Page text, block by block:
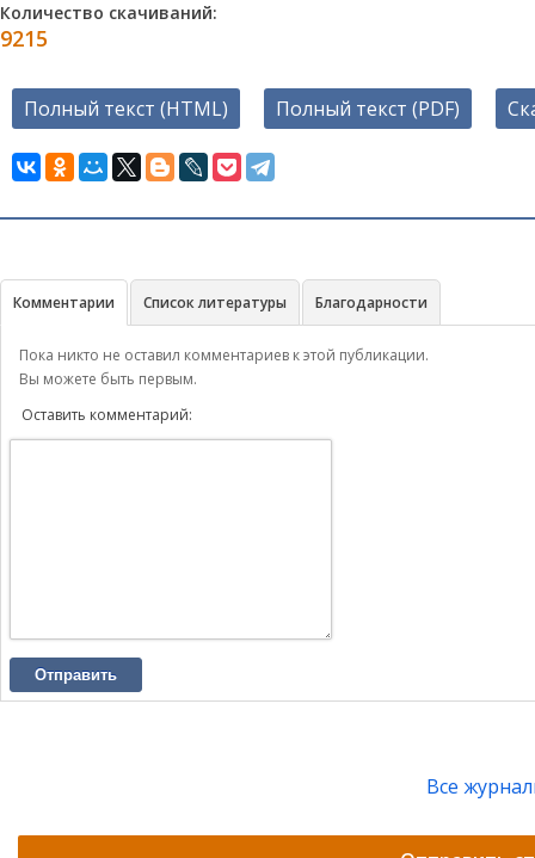
Количество скачиваний:
9215
Полный текст (HTML) Полный текст (PDF)
Комментарии Список литературы Благодарности
Пока никто не оставил комментариев к этой публикации.
Вы можете быть первым.
Оставить комментарий:
Отправить
Все